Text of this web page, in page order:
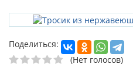
Поделиться:
(Нет голосов)